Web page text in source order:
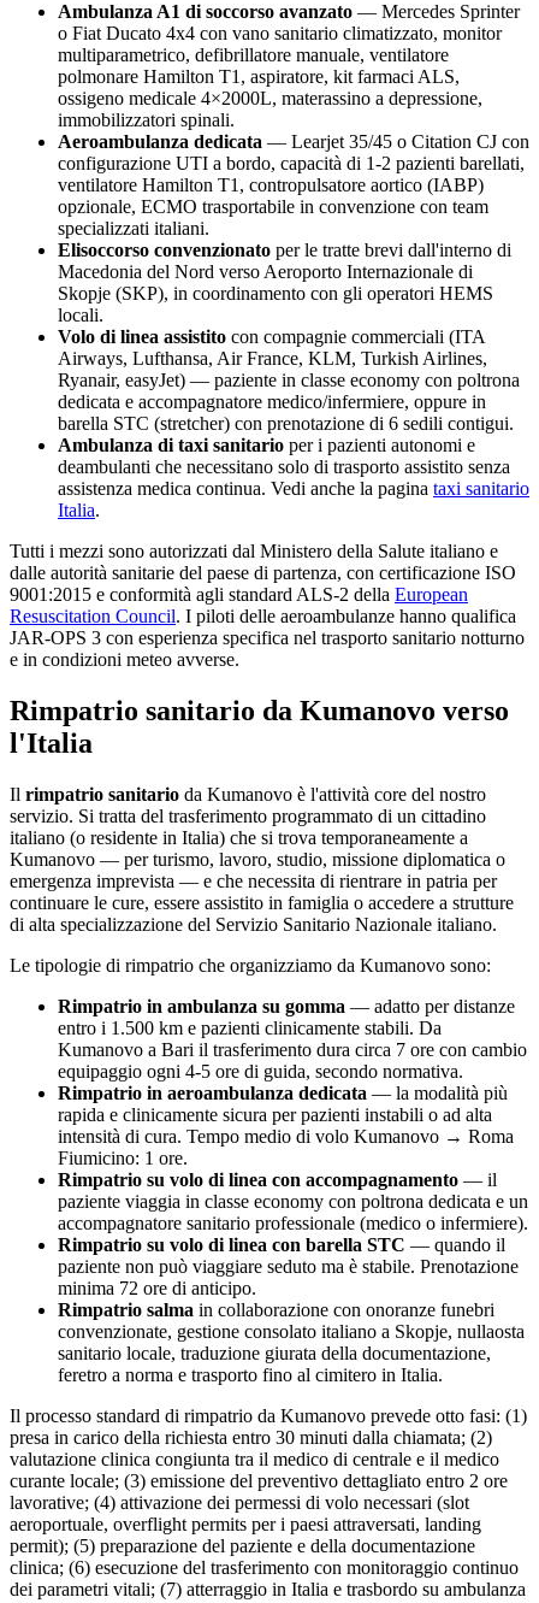
Ambulanza A1 di soccorso avanzato — Mercedes Sprinter
o Fiat Ducato 4x4 con vano sanitario climatizzato, monitor
multiparametrico, defibrillatore manuale, ventilatore
polmonare Hamilton T1, aspiratore, kit farmaci ALS,
ossigeno medicale 4×2000L, materassino a depressione,
immobilizzatori spinali.
Aeroambulanza dedicata — Learjet 35/45 o Citation CJ con
configurazione UTI a bordo, capacità di 1-2 pazienti barellati,
ventilatore Hamilton T1, contropulsatore aortico (IABP)
opzionale, ECMO trasportabile in convenzione con team
specializzati italiani.
Elisoccorso convenzionato per le tratte brevi dall'interno di
Macedonia del Nord versoAeroporto Internazionale di
Skopje (SKP), in coordinamento con gli operatori HEMS
locali.
Volo di linea assistito con compagnie commerciali (ITA
Airways, Lufthansa, Air France, KLM, Turkish Airlines,
Ryanair, easyJet) — paziente in classe economy con poltrona
dedicata e accompagnatore medico/infermiere, oppure in
barella STC (stretcher) con prenotazione di 6 sedili contigui.
Ambulanza di taxi sanitario per i pazienti autonomi e
deambulanti che necessitano solo di trasporto assistito senza
assistenza medica continua. Vedi anche la pagina taxi sanitario
Italia.
Tutti i mezzi sono autorizzati dal Ministero della Salute italiano e
dalle autorità sanitarie del paese di partenza, con certificazione ISO
9001:2015 e conformità agli standard ALS-2 della European
Resuscitation Council. I piloti delle aeroambulanze hanno qualifica
JAR-OPS 3 con esperienza specifica nel trasporto sanitario notturno
e in condizioni meteo avverse.
Rimpatrio sanitario da Kumanovo verso
l'Italia
Il rimpatrio sanitario da Kumanovo è l'attività core del nostro
servizio. Si tratta del trasferimento programmato di un cittadino
italiano (o residente in Italia) che si trova temporaneamente a
Kumanovo — per turismo, lavoro, studio, missione diplomatica o
emergenza imprevista — e che necessita di rientrare in patria per
continuare le cure, essere assistito in famiglia o accedere a strutture
di alta specializzazione del Servizio Sanitario Nazionale italiano.
Le tipologie di rimpatrio che organizziamo da Kumanovo sono:
Rimpatrio in ambulanza su gomma — adatto per distanze
entro i 1.500 km e pazienti clinicamente stabili. Da
Kumanovo a Bari il trasferimento dura circa 7 ore con cambio
equipaggio ogni 4-5 ore di guida, secondo normativa.
Rimpatrio in aeroambulanza dedicata — la modalità più
rapida e clinicamente sicura per pazienti instabili o ad alta
intensità di cura. Tempo medio di volo Kumanovo → Roma
Fiumicino: 1 ore.
Rimpatrio su volo di linea con accompagnamento — il
paziente viaggia in classe economy con poltrona dedicata e un
accompagnatore sanitario professionale (medico o infermiere).
Rimpatrio su volo di linea con barella STC — quando il
paziente non può viaggiare seduto ma è stabile. Prenotazione
minima 72 ore di anticipo.
Rimpatrio salma in collaborazione con onoranze funebri
convenzionate, gestione consolato italiano a Skopje, nullaosta
sanitario locale, traduzione giurata della documentazione,
feretro a norma e trasporto fino al cimitero in Italia.
Il processo standard di rimpatrio da Kumanovo prevede otto fasi: (1)
presa in carico della richiesta entro 30 minuti dalla chiamata; (2)
valutazione clinica congiunta tra il medico di centrale e il medico
curante locale; (3) emissione del preventivo dettagliato entro 2 ore
lavorative; (4) attivazione dei permessi di volo necessari (slot
aeroportuale, overflight permits per i paesi attraversati, landing
permit); (5) preparazione del paziente e della documentazione
clinica; (6) esecuzione del trasferimento con monitoraggio continuo
dei parametri vitali; (7) atterraggio in Italia e trasbordo su ambulanza